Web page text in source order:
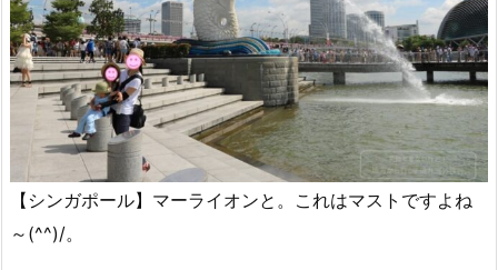
【シンガポール】マーライオンと。これはマストですよね
～(^^)/。